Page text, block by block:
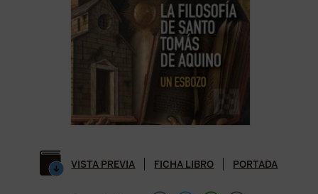
VISTA PREVIA FICHA LIBRO PORTADA